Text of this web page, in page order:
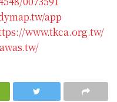
app
www.tkca.org.tw/